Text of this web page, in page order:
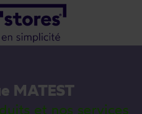
MATEST
et nos services